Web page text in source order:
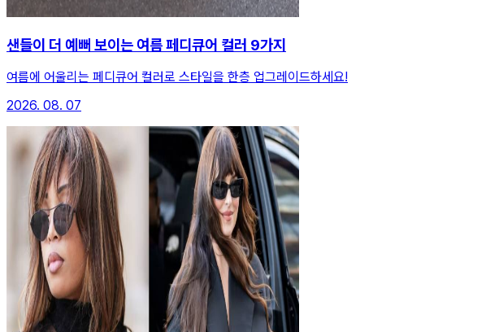
샌들이 더 예뻐 보이는 여름 페디큐어 컬러 9가지
여름에 어울리는 페디큐어 컬러로 스타일을 한층 업그레이드하세요!
2026. 08. 07